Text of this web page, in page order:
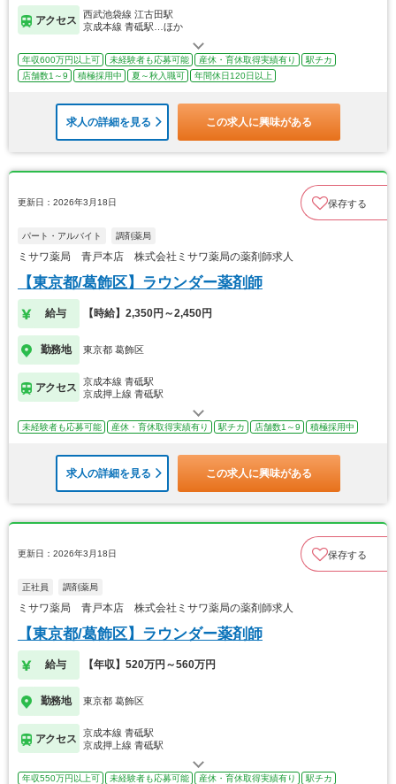
アクセス
西武池袋線 江古田駅
京成本線 青砥駅…ほか
年収600万円以上可 未経験者も応募可能 産休・育休取得実績有り
駅チカ
店舗数1～9
積極採用中 夏～秋入職可 年間休日120日以上
求人の詳細を見る この求人に興味がある
更新日：2026年3月18日 保存する
パート・アルバイト 調剤薬局
ミサワ薬局 青戸本店 株式会社ミサワ薬局の薬剤師求人
【東京都/葛飾区】ラウンダー薬剤師
給与 【時給】2,350円～2,450円
勤務地 東京都 葛飾区
アクセス
京成本線 青砥駅
京成押上線 青砥駅
未経験者も応募可能 産休・育休取得実績有り 駅チカ 店舗数1～9 積極採用中
求人の詳細を見る この求人に興味がある
更新日：2026年3月18日 保存する
正社員 調剤薬局
ミサワ薬局 青戸本店 株式会社ミサワ薬局の薬剤師求人
【東京都/葛飾区】ラウンダー薬剤師
給与 【年収】520万円～560万円
勤務地 東京都 葛飾区
アクセス
京成本線 青砥駅
京成押上線 青砥駅
年収550万円以上可 未経験者も応募可能 産休・育休取得実績有り
駅チカ